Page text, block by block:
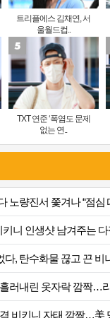
트리플에스 김채연, 서
울월드컵..
TXT 연준 ‘폭염도 문제
없는 연..
노량진서 쫓겨나 “점심
키니 인생샷 남겨주는
, 탄수화물 끊고 끈 비
러내린 옷자락 깜짝…
비키니 자태 깜짝…美